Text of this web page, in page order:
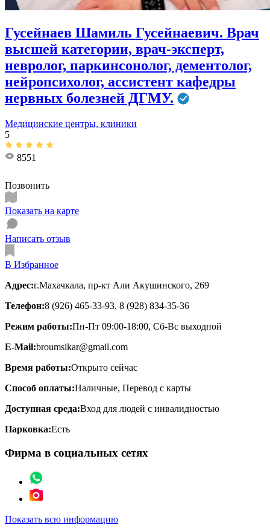
Гусейнаев Шамиль Гусейнаевич. Врач
высшей категории, врач-эксперт,
невролог, паркинсонолог, дементолог,
нейропсихолог, ассистент кафедры
нервных болезней ДГМУ.
Медицинские центры, клиники
5
8551
Позвонить
Показать на карте
Написать отзыв
В Избранное
Адрес:г.Махачкала, пр-кт Али Акушинского, 269
Телефон:8 (926) 465-33-93, 8 (928) 834-35-36
Режим работы:Пн-Пт 09:00-18:00, Сб-Вс выходной
E-Mail:broumsikar@gmail.com
Время работы:Открыто сейчас
Способ оплаты:Наличные, Перевод с карты
Доступная среда:Вход для людей с инвалидностью
Парковка:Есть
Фирма в социальных сетях
Показать всю информацию